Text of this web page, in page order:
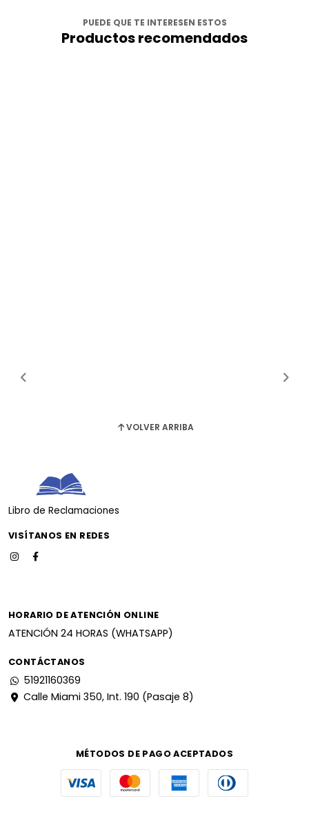
PUEDE QUE TE INTERESEN ESTOS
Productos recomendados
VOLVER ARRIBA
Libro de Reclamaciones
VISÍTANOS EN REDES
HORARIO DE ATENCIÓN ONLINE
ATENCIÓN 24 HORAS (WHATSAPP)
CONTÁCTANOS
51921160369
Calle Miami 350, Int. 190 (Pasaje 8)
MÉTODOS DE PAGO ACEPTADOS